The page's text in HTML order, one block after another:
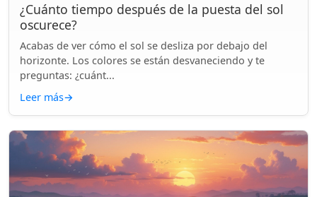
¿Cuánto tiempo después de la puesta del sol
oscurece?
Acabas de ver cómo el sol se desliza por debajo del
horizonte. Los colores se están desvaneciendo y te
preguntas: ¿cuánt...
Leer más→